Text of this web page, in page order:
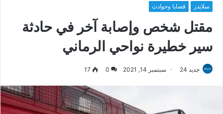
سلايدر قضايا وحوادث
مقتل شخص وإصابة آخر في حادثة
سير خطيرة نواحي الرماني
جديد 24 سبتمبر 14, 2021 0
17